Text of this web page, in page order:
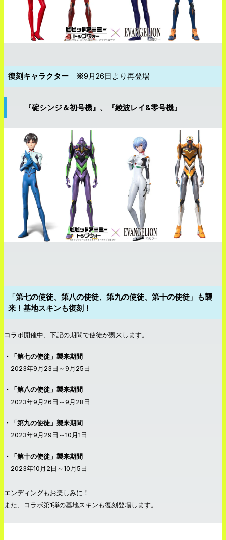
復刻キャラクター ※9月26日より再登場
『碇シンジ＆初号機』、『綾波レイ&零号機』
「第七の使徒、第八の使徒、第九の使徒、第十の使徒」も襲
来！基地スキンも復刻！
コラボ開催中、下記の期間で使徒が襲来します。
・「第七の使徒」襲来期間
2023年9月23日～9月25日
・「第八の使徒」襲来期間
2023年9月26日～9月28日
・「第九の使徒」襲来期間
2023年9月29日～10月1日
・「第十の使徒」襲来期間
2023年10月2日～10月5日
エンディングもお楽しみに！
また、コラボ第1弾の基地スキンも復刻登場します。